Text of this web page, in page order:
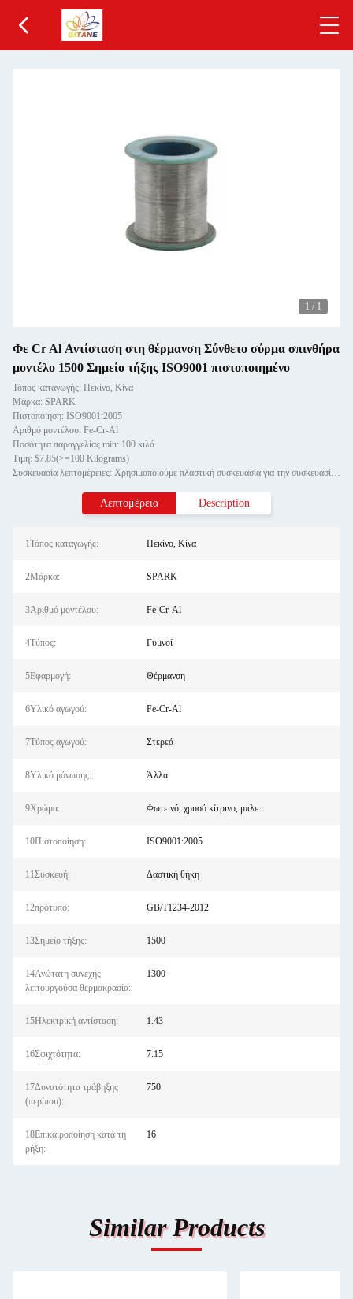
1 / 1
Φε Cr Al Αντίσταση στη θέρμανση Σύνθετο σύρμα σπινθήρα
μοντέλο 1500 Σημείο τήξης ISO9001 πιστοποιημένο
Τόπος καταγωγής: Πεκίνο, Κίνα
Μάρκα: SPARK
Πιστοποίηση: ISO9001:2005
Αριθμό μοντέλου: Fe-Cr-Al
Ποσότητα παραγγελίας min: 100 κιλά
Τιμή: $7.85(>=100 Kilograms)
Συσκευασία λεπτομέρειες: Χρησιμοποιούμε πλαστική συσκευασία για την συσκευασία του καλωδίου άξονα και η εξωτερική συσκευασία
Λεπτομέρεια Description
1Τόπος καταγωγής: Πεκίνο, Κίνα
2Μάρκα: SPARK
3Αριθμό μοντέλου: Fe-Cr-Al
4Τύπος: Γυμνοί
5Εφαρμογή: Θέρμανση
6Υλικό αγωγού: Fe-Cr-Al
7Τύπος αγωγού: Στερεά
8Υλικό μόνωσης: Άλλα
9Χρώμα: Φωτεινό, χρυσό κίτρινο, μπλε.
10Πιστοποίηση: ISO9001:2005
11Συσκευή: Δαστική θήκη
12πρότυπο: GB/T1234-2012
13Σημείο τήξης: 1500
14Ανώτατη συνεχής
λειτουργούσα θερμοκρασία:
1300
15Ηλεκτρική αντίσταση: 1.43
16Σφιχτότητα: 7.15
17Δυνατότητα τράβηξης
(περίπου):
750
18Επικαιροποίηση κατά τη
ρήξη:
16
Similar Products